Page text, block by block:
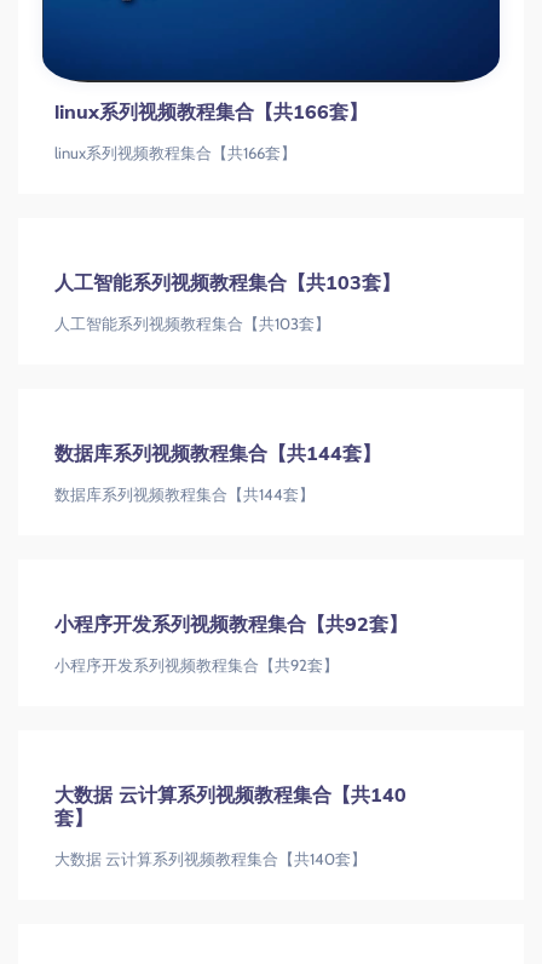
linux系列视频教程集合【共166套】
linux系列视频教程集合【共166套】
人工智能系列视频教程集合【共103套】
人工智能系列视频教程集合【共103套】
数据库系列视频教程集合【共144套】
数据库系列视频教程集合【共144套】
小程序开发系列视频教程集合【共92套】
小程序开发系列视频教程集合【共92套】
大数据 云计算系列视频教程集合【共140
套】
大数据 云计算系列视频教程集合【共140套】